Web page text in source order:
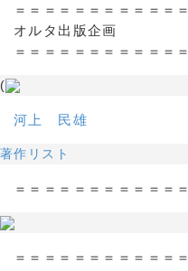
＝＝＝＝＝＝＝＝＝＝＝＝
オルタ出版企画
＝＝＝＝＝＝＝＝＝＝＝＝
(
河上 民雄
著作リスト
＝＝＝＝＝＝＝＝＝＝＝＝
＝＝＝＝＝＝＝＝＝＝＝＝